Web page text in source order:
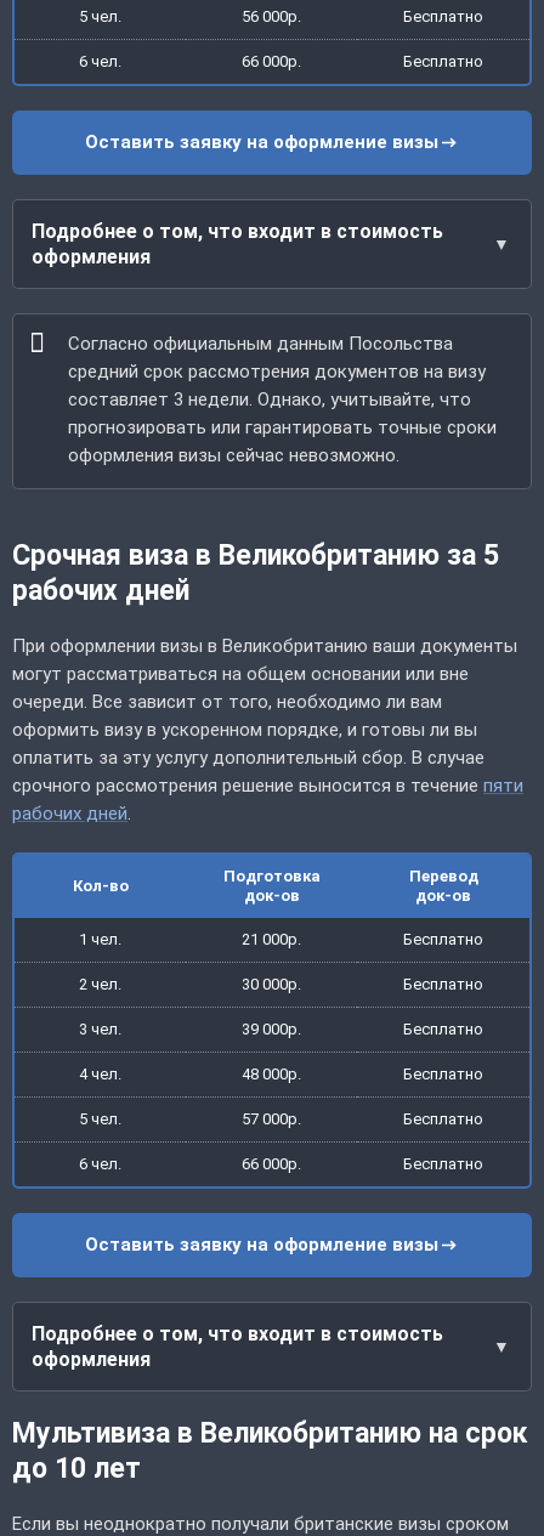
5 чел. 56 000р. Бесплатно
6 чел. 66 000р. Бесплатно
Оставить заявку на оформление визы
Подробнее о том, что входит в стоимость
оформления
Согласно официальным данным Посольства
средний срок рассмотрения документов на визу
составляет 3 недели. Однако, учитывайте, что
прогнозировать или гарантировать точные сроки
оформления визы сейчас невозможно.
Срочная виза в Великобританию за 5
рабочих дней
При оформлении визы в Великобританию ваши документы
могут рассматриваться на общем основании или вне
очереди. Все зависит от того, необходимо ли вам
оформить визу в ускоренном порядке, и готовы ли вы
оплатить за эту услугу дополнительный сбор. В случае
срочного рассмотрения решение выносится в течение пяти
рабочих дней
Кол-во
Подготовка
док-ов
Перевод
док-ов
1 чел. 21 000р. Бесплатно
2 чел. 30 000р. Бесплатно
3 чел. 39 000р. Бесплатно
4 чел. 48 000р. Бесплатно
5 чел. 57 000р. Бесплатно
6 чел. 66 000р. Бесплатно
Оставить заявку на оформление визы
Подробнее о том, что входит в стоимость
оформления
Мультивиза в Великобританию на срок
до 10 лет
Если вы неоднократно получали британские визы сроком